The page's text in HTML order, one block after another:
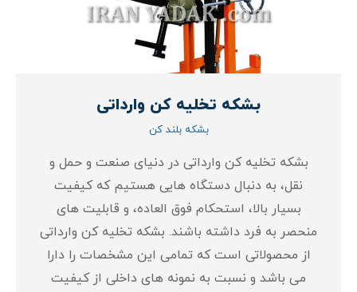
بشکه تخلیه کن وارداتی
بشکه بلند کن
بشکه تخلیه کن وارداتی در دنیای صنعت و حمل و
نقل، به دنبال دستگاه‌ هایی هستیم که کیفیت
بسیار بالا، استحکام فوق‌ العاده، و قابلیت‌ های
منحصر به فرد داشته باشند. بشکه تخلیه کن وارداتی
از محصولاتی است که تمامی این مشخصات را دارا
می‌ باشد و نسبت به نمونه‌ های داخلی از کیفیت